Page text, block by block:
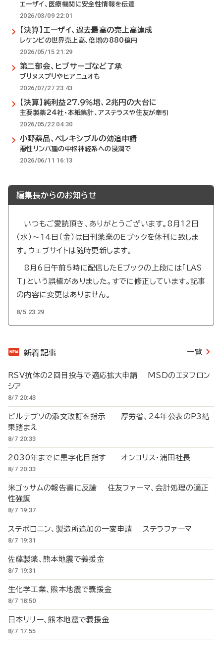
エーザイ、医療機関に安全性情報を伝達
2026/03/09 22:01
【決算】エーザイ、過去最高の売上高達成
レケンビの世界売上高、倍増の880億円
2026/05/15 21:29
第二部会、ヒブサーゴなど了承
ブリヌスプリやヒアニュオも
2026/07/27 23:43
【決算】純利益27.9％増、2兆円の大台に
主要製薬24社・本紙集計、アステラスや住友が牽引
2026/05/22 04:30
小野薬品、ベレキシブルの効追申請
悪性リンパ腫の中枢神経系への浸潤で
2026/06/11 16:13
編集長からのお知らせ
いつもご愛読頂き、ありがとうございます。8月12日
（水）～14日（金）は日刊薬業のEブックを休刊に致しま
す。ウェブサイトは随時更新します。
8月6日午前5時に配信したEブックの上段には「LAS
T」という誤植がありました。すでに修正しています。記事
の内容に変更はありません。
8/5 23:29
新着記事 一覧
RSV抗体の2回目投与で適応拡大申請 MSDのエヌフロン
シア
8/7 20:43
ビルテプソの添文改訂を指示 厚労省、24年公表のP3結
果踏まえ
8/7 20:33
2030年までに黒字化目指す オンコリス・浦田社長
8/7 20:33
米ゴッサムの報告書に反論 住友ファーマ、会計処理の適正
性強調
8/7 19:37
ステボロニン、製造所追加の一変申請 ステラファーマ
8/7 19:31
佐藤製薬、熊本地震で義援金
8/7 19:31
生化学工業、熊本地震で義援金
8/7 18:50
日本リリー、熊本地震で義援金
8/7 17:55